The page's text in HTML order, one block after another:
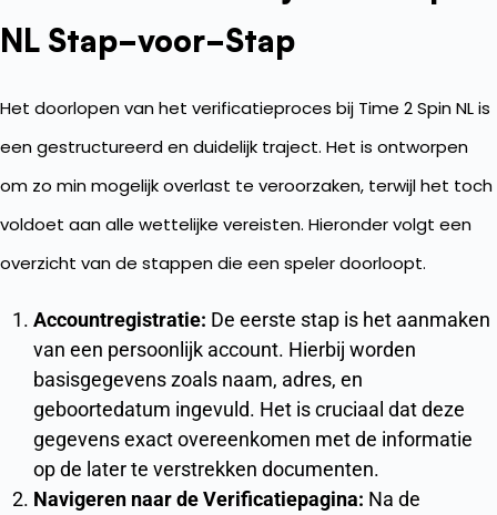
NL Stap-voor-Stap
Het doorlopen van het verificatieproces bij Time 2 Spin NL is
een gestructureerd en duidelijk traject. Het is ontworpen
om zo min mogelijk overlast te veroorzaken, terwijl het toch
voldoet aan alle wettelijke vereisten. Hieronder volgt een
overzicht van de stappen die een speler doorloopt.
Accountregistratie: De eerste stap is het aanmaken
van een persoonlijk account. Hierbij worden
basisgegevens zoals naam, adres, en
geboortedatum ingevuld. Het is cruciaal dat deze
gegevens exact overeenkomen met de informatie
op de later te verstrekken documenten.
Navigeren naar de Verificatiepagina: Na de